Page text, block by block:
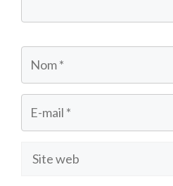
Nom
E-
mail
Site